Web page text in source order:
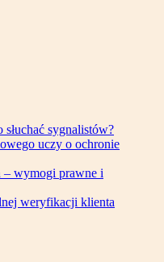
sygnalistów?
uczy o ochronie
– wymogi prawne i
weryfikacji klienta